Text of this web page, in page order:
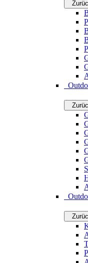
Alles
Das
So
lesen